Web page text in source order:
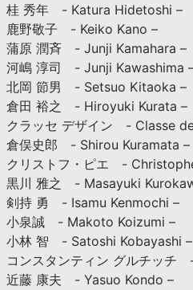
桂 秀年 - Katura Hidetoshi –
鹿野敬子 - Keiko Kano –
蒲原 潤斉 - Junji Kamahara –
河嶋 淳司 - Junji Kawashima
北岡 節男 - Setsuo Kitaoka –
倉田 裕之 - Hiroyuki Kurata –
クラッセ デザイン - Classe
倉俣史郎 - Shirou Kuramata –
クリストフ・ピエ -
黒川 雅之 - Masayuki
剣持 勇 - Isamu Kenmochi –
小泉誠 - Makoto Koizumi –
小林 智 - Satoshi Kobayashi –
コンスタンティン グルチッチ
近藤 康夫 - Yasuo Kondo –